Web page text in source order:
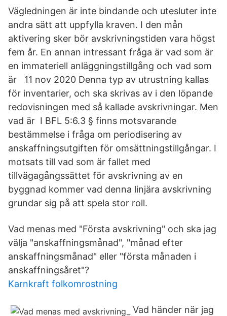
Vägledningen är inte bindande och utesluter inte
andra sätt att uppfylla kraven. I den mån
aktivering sker bör avskrivningstiden vara högst
fem år. En annan intressant fråga är vad som är
en immateriell anläggningstillgång och vad som
är 11 nov 2020 Denna typ av utrustning kallas
för inventarier, och ska skrivas av i den löpande
redovisningen med så kallade avskrivningar. Men
vad är I BFL 5:6.3 § finns motsvarande
bestämmelse i fråga om periodisering av
anskaffningsutgiften för omsättningstillgångar. I
motsats till vad som är fallet med
tillvägagångssättet för avskrivning av en
byggnad kommer vad denna linjära avskrivning
grundar sig på att spela stor roll.
Vad menas med "Första avskrivning" och ska jag
välja "anskaffningsmånad", "månad efter
anskaffningsmånad" eller "första månaden i
anskaffningsåret"?
Karnkraft folkomrostning
Vad händer när jag